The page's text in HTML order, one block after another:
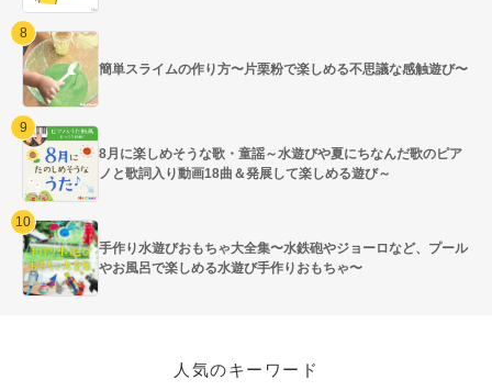
簡単スライムの作り方〜片栗粉で楽しめる不思議な感触遊び〜
8月に楽しめそうな歌・童謡～水遊びや夏にちなんだ歌のピア
ノと歌詞入り動画18曲＆発展して楽しめる遊び～
手作り水遊びおもちゃ大全集〜水鉄砲やジョーロなど、プール
やお風呂で楽しめる水遊び手作りおもちゃ〜
人気のキーワード